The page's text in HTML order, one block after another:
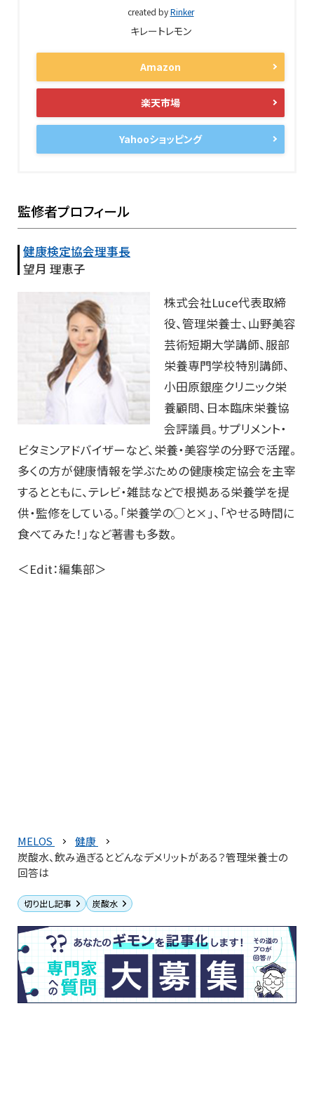
created byRinker
キレートレモン
Amazon
楽天市場
Yahooショッピング
監修者プロフィール
健康検定協会理事長
望月 理恵子
株式会社Luce代表取締
役、管理栄養士、山野美容
芸術短期大学講師、服部
栄養専門学校特別講師、
小田原銀座クリニック栄
養顧問、日本臨床栄養協
会評議員。サプリメント・
ビタミンアドバイザーなど、栄養・美容学の分野で活躍。
多くの方が健康情報を学ぶための健康検定協会を主宰
するとともに、テレビ・雑誌などで根拠ある栄養学を提
供・監修をしている。「栄養学の◯と×」、「やせる時間に
食べてみた！」など著書も多数。
＜Edit：編集部＞
MELOS
健康
炭酸水、飲み過ぎるとどんなデメリットがある？管理栄養士の
回答は
切り出し記事 炭酸水